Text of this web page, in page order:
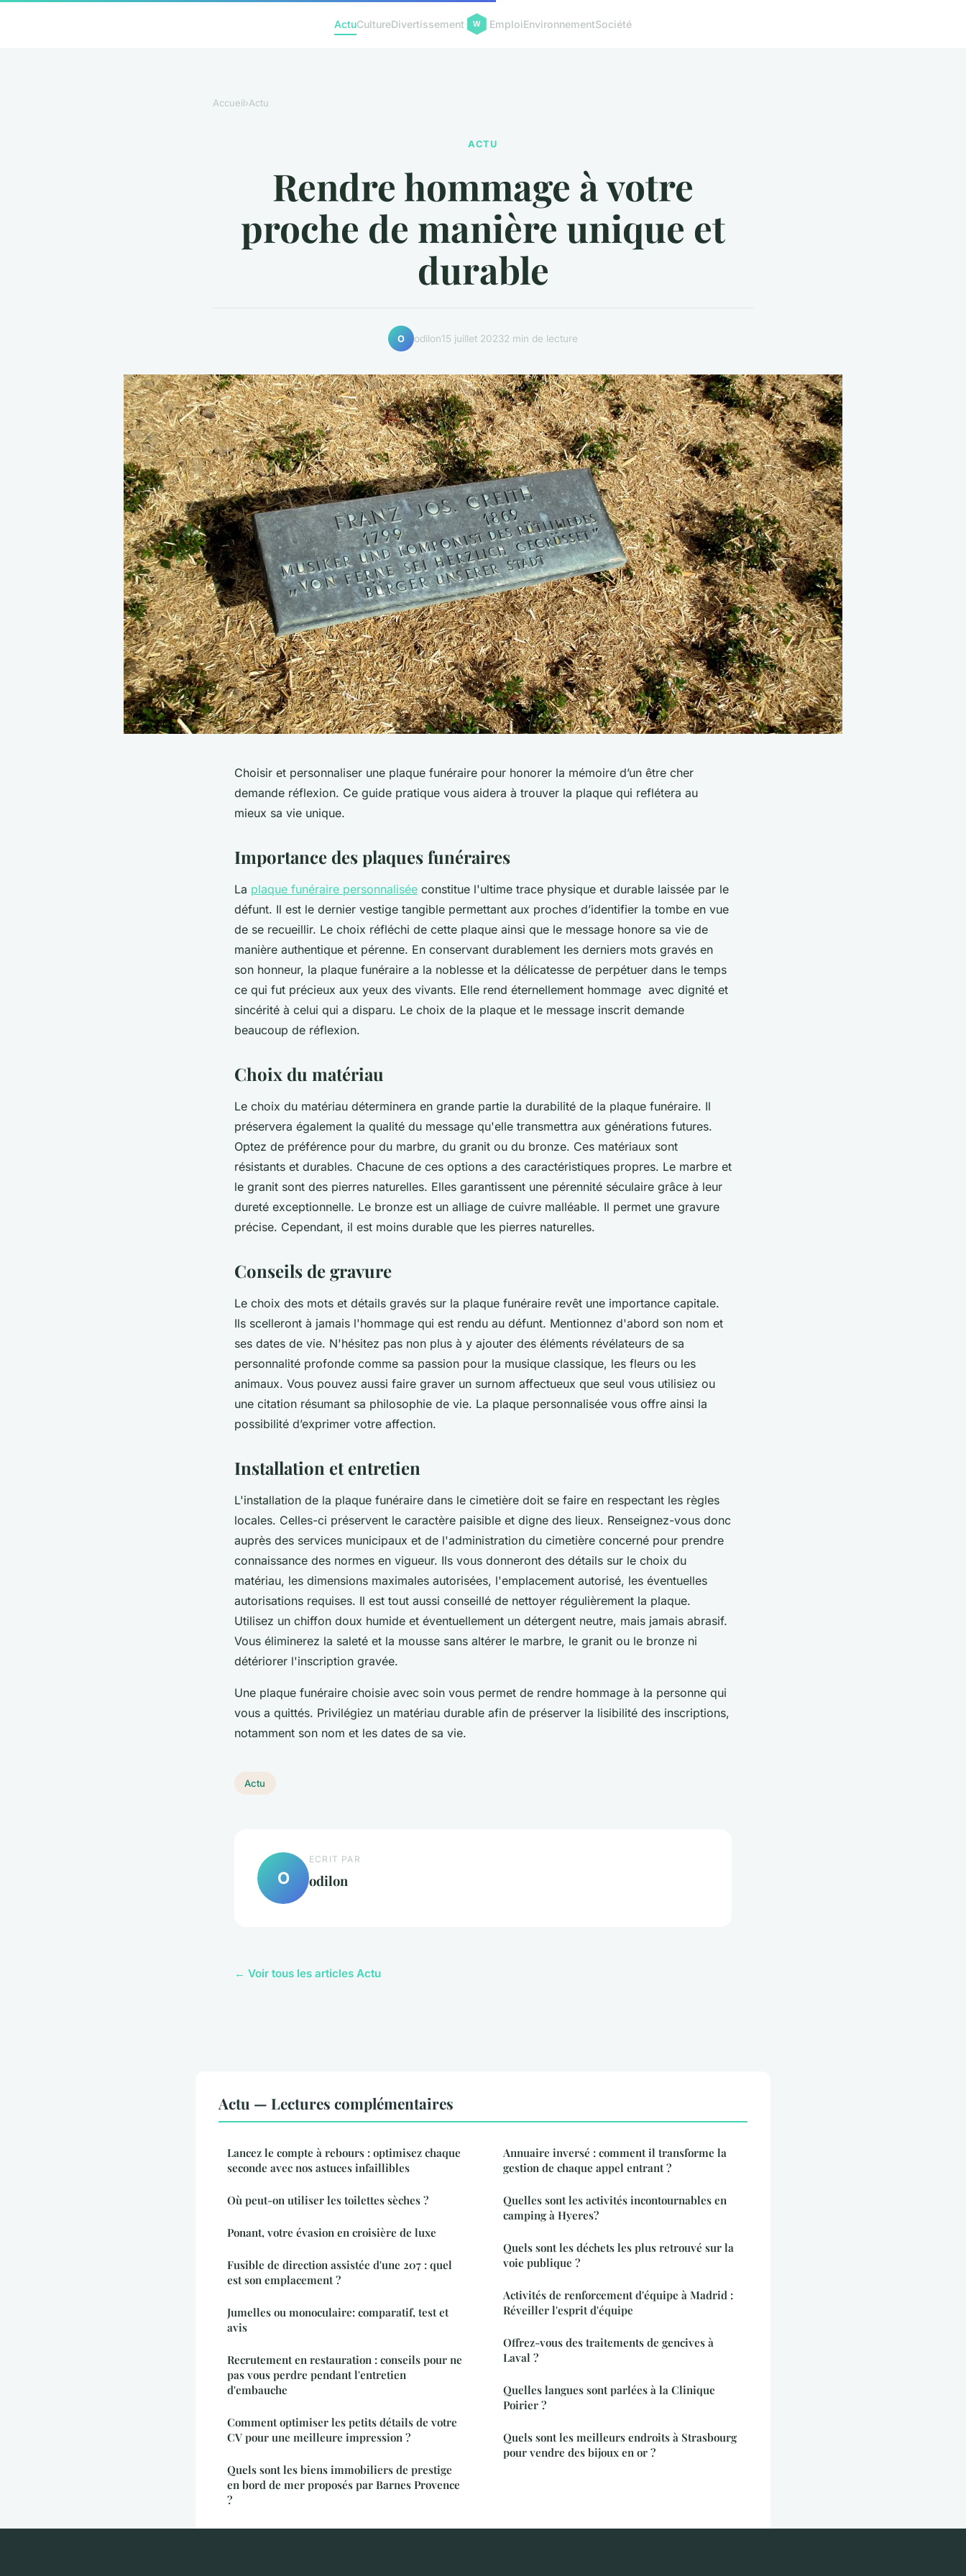
ActuCultureDivertissement EmploiEnvironnementSociété
Accueil›Actu
ACTU
Rendre hommage à votre
proche de manière unique et
durable
O odilon15 juillet 20232 min de lecture
Choisir et personnaliser une plaque funéraire pour honorer la mémoire d’un être cher
demande réflexion. Ce guide pratique vous aidera à trouver la plaque qui reflétera au
mieux sa vie unique.
Importance des plaques funéraires
La plaque funéraire personnalisée constitue l'ultime trace physique et durable laissée par le
défunt. Il est le dernier vestige tangible permettant aux proches d’identifier la tombe en vue
de se recueillir. Le choix réfléchi de cette plaque ainsi que le message honore sa vie de
manière authentique et pérenne. En conservant durablement les derniers mots gravés en
son honneur, la plaque funéraire a la noblesse et la délicatesse de perpétuer dans le temps
ce qui fut précieux aux yeux des vivants. Elle rend éternellement hommage avec dignité et
sincérité à celui qui a disparu. Le choix de la plaque et le message inscrit demande
beaucoup de réflexion.
Choix du matériau
Le choix du matériau déterminera en grande partie la durabilité de la plaque funéraire. Il
préservera également la qualité du message qu'elle transmettra aux générations futures.
Optez de préférence pour du marbre, du granit ou du bronze. Ces matériaux sont
résistants et durables. Chacune de ces options a des caractéristiques propres. Le marbre et
le granit sont des pierres naturelles. Elles garantissent une pérennité séculaire grâce à leur
dureté exceptionnelle. Le bronze est un alliage de cuivre malléable. Il permet une gravure
précise. Cependant, il est moins durable que les pierres naturelles.
Conseils de gravure
Le choix des mots et détails gravés sur la plaque funéraire revêt une importance capitale.
Ils scelleront à jamais l'hommage qui est rendu au défunt. Mentionnez d'abord son nom et
ses dates de vie. N'hésitez pas non plus à y ajouter des éléments révélateurs de sa
personnalité profonde comme sa passion pour la musique classique, les fleurs ou les
animaux. Vous pouvez aussi faire graver un surnom affectueux que seul vous utilisiez ou
une citation résumant sa philosophie de vie. La plaque personnalisée vous offre ainsi la
possibilité d’exprimer votre affection.
Installation et entretien
L'installation de la plaque funéraire dans le cimetière doit se faire en respectant les règles
locales. Celles-ci préservent le caractère paisible et digne des lieux. Renseignez-vous donc
auprès des services municipaux et de l'administration du cimetière concerné pour prendre
connaissance des normes en vigueur. Ils vous donneront des détails sur le choix du
matériau, les dimensions maximales autorisées, l'emplacement autorisé, les éventuelles
autorisations requises. Il est tout aussi conseillé de nettoyer régulièrement la plaque.
Utilisez un chiffon doux humide et éventuellement un détergent neutre, mais jamais abrasif.
Vous éliminerez la saleté et la mousse sans altérer le marbre, le granit ou le bronze ni
détériorer l'inscription gravée.
Une plaque funéraire choisie avec soin vous permet de rendre hommage à la personne qui
vous a quittés. Privilégiez un matériau durable afin de préserver la lisibilité des inscriptions,
notamment son nom et les dates de sa vie.
Actu
O
ECRIT PAR
odilon
← Voir tous les articles Actu
Actu — Lectures complémentaires
Lancez le compte à rebours : optimisez chaque
seconde avec nos astuces infaillibles
Où peut-on utiliser les toilettes sèches ?
Ponant, votre évasion en croisière de luxe
Fusible de direction assistée d'une 207 : quel
est son emplacement ?
Jumelles ou monoculaire: comparatif, test et
avis
Recrutement en restauration : conseils pour ne
pas vous perdre pendant l'entretien
d'embauche
Comment optimiser les petits détails de votre
CV pour une meilleure impression ?
Quels sont les biens immobiliers de prestige
en bord de mer proposés par Barnes Provence
?
Annuaire inversé : comment il transforme la
gestion de chaque appel entrant ?
Quelles sont les activités incontournables en
camping à Hyeres?
Quels sont les déchets les plus retrouvé sur la
voie publique ?
Activités de renforcement d'équipe à Madrid :
Réveiller l'esprit d'équipe
Offrez-vous des traitements de gencives à
Laval ?
Quelles langues sont parlées à la Clinique
Poirier ?
Quels sont les meilleurs endroits à Strasbourg
pour vendre des bijoux en or ?